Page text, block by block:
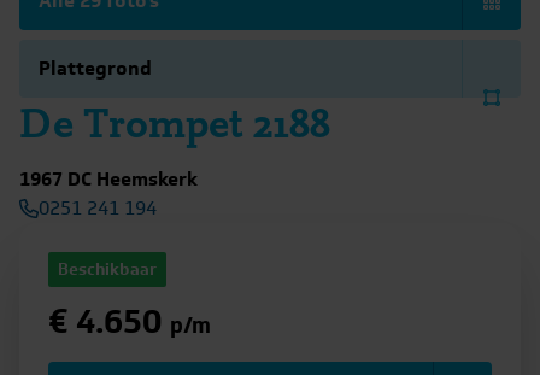
De Trompet 2188
1967 DC Heemskerk
0251 241 194
Plattegrond
Beschikbaar
€ 4.650 p/m